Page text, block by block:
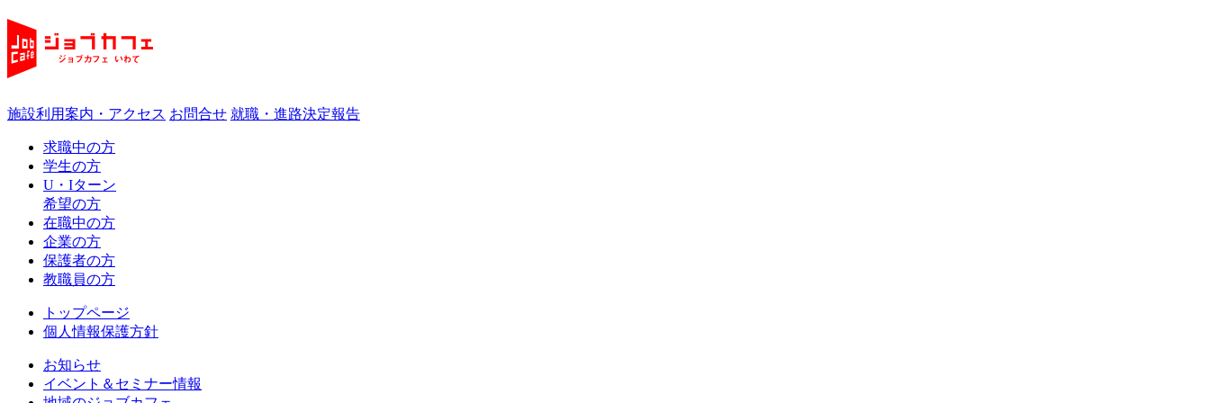
施設利用案内・アクセス お問合せ 就職・進路決定報告
求職中の方
学生の方
U・Iターン
希望の方
在職中の方
企業の方
保護者の方
教職員の方
トップページ
個人情報保護方針
お知らせ
イベント＆セミナー情報